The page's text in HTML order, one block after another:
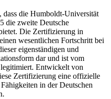
die Humboldt-Universität
die zweite Deutsche
Die Zertifizierung in
wesentlichen Fortschritt bei
eigenständigen und
dar und ist vom
Entwickelt von
Zertifizierung eine offizielle
in der Deutschen